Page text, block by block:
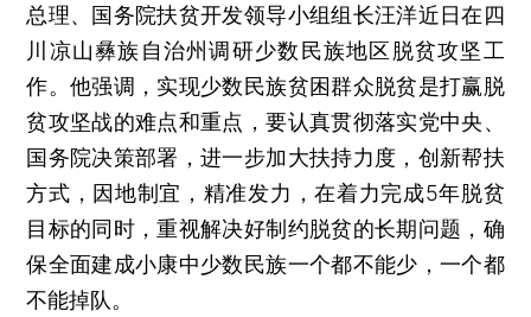
总理、国务院扶贫开发领导小组组长汪洋近日在四
川凉山彝族自治州调研少数民族地区脱贫攻坚工
作。他强调，实现少数民族贫困群众脱贫是打赢脱
贫攻坚战的难点和重点，要认真贯彻落实党中央、
国务院决策部署，进一步加大扶持力度，创新帮扶
方式，因地制宜，精准发力，在着力完成5年脱贫
目标的同时，重视解决好制约脱贫的长期问题，确
保全面建成小康中少数民族一个都不能少，一个都
不能掉队。